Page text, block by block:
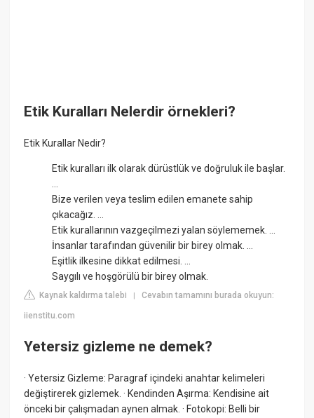
Etik Kuralları Nelerdir örnekleri?
Etik Kurallar Nedir?
Etik kuralları ilk olarak dürüstlük ve doğruluk ile başlar.
...
Bize verilen veya teslim edilen emanete sahip
çıkacağız. ...
Etik kurallarının vazgeçilmezi yalan söylememek. ...
İnsanlar tarafından güvenilir bir birey olmak. ...
Eşitlik ilkesine dikkat edilmesi. ...
Saygılı ve hoşgörülü bir birey olmak.
Kaynak kaldırma talebi |Cevabın tamamını burada okuyun:
iienstitu.com
Yetersiz gizleme ne demek?
· Yetersiz Gizleme: Paragraf içindeki anahtar kelimeleri
değiştirerek gizlemek. · Kendinden Aşırma: Kendisine ait
önceki bir çalışmadan aynen almak. · Fotokopi: Belli bir